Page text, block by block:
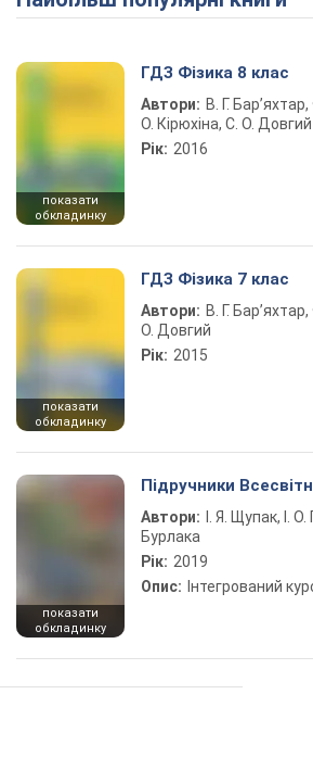
показати
обкладинку
ГДЗ Фізика 8 клас
Автори: В. Г.
О. Кірюхіна, С. О. Довгий
Рік: 2016
показати
обкладинку
ГДЗ Фізика 7 клас
Автори: В. Г.
О. Довгий
Рік: 2015
показати
обкладинку
Підручники
Автори:
І. Я. Щупак, І.
Бурлака
Рік: 2019
Опис: Інтегрований